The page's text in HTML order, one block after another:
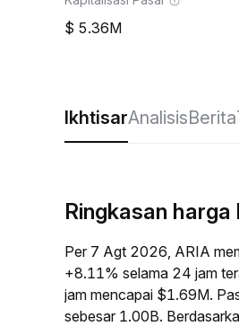
5.36M
IkhtisarAnalisisBerita
Ringkasan harga
Per 7 Agt 2026, ARIA
+8.11% selama 24 jam
jam mencapai $1.69M.
sebesar 1.00B.